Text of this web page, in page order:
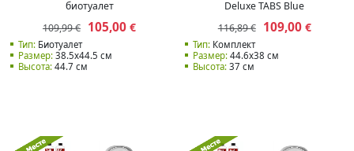
биотуалет
109,99 € 105,00 €
Тип:Биотуалет
Размер:38.5x44.5 см
Высота:44.7 см
Deluxe TABS Blue
116,89 €
109,00€
Тип: Комплект
Размер: 44.6x38 см
Высота: 37 см